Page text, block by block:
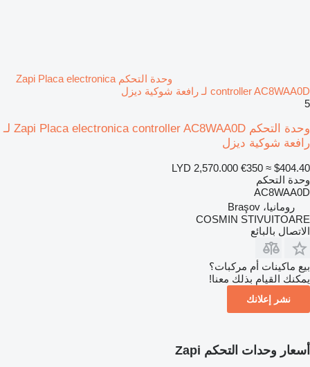
وحدة التحكم Zapi Placa electronica
controller AC8WAA0D لـ رافعة شوكية ديزل
5
وحدة التحكم Zapi Placa electronica controller AC8WAA0D لـ
رافعة شوكية ديزل
LYD 2,570.000 €350 ≈ $404.40
وحدة التحكم
AC8WAA0D
رومانيا، Braşov
COSMIN STIVUITOARE
الاتصال بالبائع
بيع ماكينات أم مركبات؟
يمكنك القيام بذلك معنا!
نشر إعلانك
أسعار وحدات التحكم Zapi